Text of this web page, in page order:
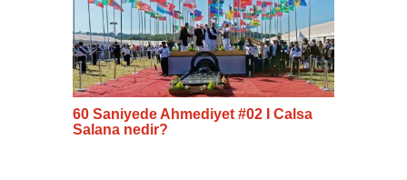
60 Saniyede Ahmediyet #02 I Calsa
Salana nedir?